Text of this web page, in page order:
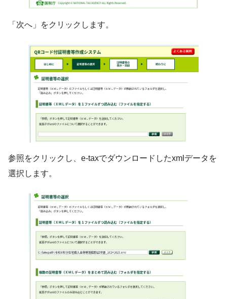
「次へ」をクリックします。
参照をクリックし、e-taxでダウンロードしたxmlデータを
選択します。